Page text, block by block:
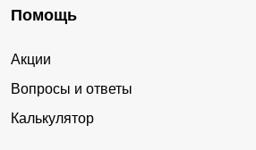
Помощь
Акции
Вопросы и ответы
Калькулятор